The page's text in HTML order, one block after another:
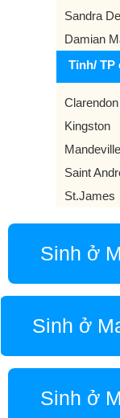
Sandra
Damian
Tỉnh/ TP
Kingston
Mandeville
Saint
St.James
Sinh ở
Sinh ở
Sinh ở